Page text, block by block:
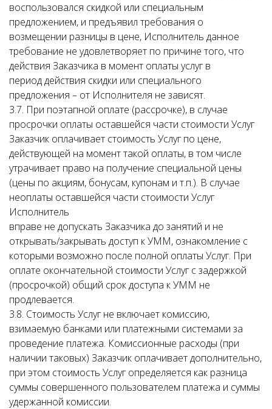
воспользовался скидкой или специальным
предложением, и предъявил требования о
возмещении разницы в цене, Исполнитель данное
требование не удовлетворяет по причине того, что
действия Заказчика в момент оплаты услуг в
период действия скидки или специального
предложения – от Исполнителя не зависят.
3.7. При поэтапной оплате (рассрочке), в случае
просрочки оплаты оставшейся части стоимости Услуг
Заказчик оплачивает стоимость Услуг по цене,
действующей на момент такой оплаты, в том числе
утрачивает право на получение специальной цены
(цены по акциям, бонусам, купонам и т.п.). В случае
неоплаты оставшейся части стоимости Услуг
Исполнитель
вправе не допускать Заказчика до занятий и не
открывать/закрывать доступ к УММ, ознакомление с
которыми возможно после полной оплаты Услуг. При
оплате окончательной стоимости Услуг с задержкой
(просрочкой) общий срок доступа к УММ не
продлевается.
3.8. Стоимость Услуг не включает комиссию,
взимаемую банками или платежными системами за
проведение платежа. Комиссионные расходы (при
наличии таковых) Заказчик оплачивает дополнительно,
при этом стоимость Услуг определяется как разница
суммы совершенного пользователем платежа и суммы
удержанной комиссии.